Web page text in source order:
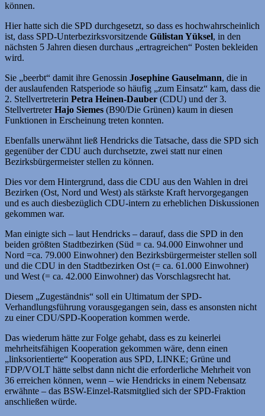
können.
Hier hatte sich die SPD durchgesetzt, so dass es hochwahrscheinlich
ist, dass SPD-Unterbezirksvorsitzende Gülistan Yüksel, in den
nächsten 5 Jahren diesen durchaus „ertragreichen“ Posten bekleiden
wird.
Sie „beerbt“ damit ihre Genossin Josephine Gauselmann, die in
der auslaufenden Ratsperiode so häufig „zum Einsatz“ kam, dass die
2. Stellvertreterin Petra Heinen-Dauber (CDU) und der 3.
StellvertreterHajo Siemes (B90/Die Grünen) kaum in diesen
Funktionen in Erscheinung treten konnten.
Ebenfalls unerwähnt ließ Hendricks die Tatsache, dass die SPD sich
gegenüber der CDU auch durchsetzte, zwei statt nur einen
Bezirksbürgermeister stellen zu können.
Dies vor dem Hintergrund, dass die CDU aus den Wahlen in drei
Bezirken (Ost, Nord und West) als stärkste Kraft hervorgegangen
und es auch diesbezüglich CDU-intern zu erheblichen Diskussionen
gekommen war.
Man einigte sich – laut Hendricks – darauf, dass die SPD in den
beiden größten Stadtbezirken (Süd = ca. 94.000 Einwohner und
Nord =ca. 79.000 Einwohner) den Bezirksbürgermeister stellen soll
und die CDU in den Stadtbezirken Ost (= ca. 61.000 Einwohner)
und West (= ca. 42.000 Einwohner) das Vorschlagsrecht hat.
Diesem „Zugeständnis“ soll ein Ultimatum der SPD-
Verhandlungsführung vorausgegangen sein, dass es ansonsten nicht
zu einer CDU/SPD-Kooperation kommen werde.
Das wiederum hätte zur Folge gehabt, dass es zu keinerlei
mehrheitsfähigen Kooperation gekommen wäre, denn einen
„linksorientierte“ Kooperation aus SPD, LINKE; Grüne und
FDP/VOLT hätte selbst dann nicht die erforderliche Mehrheit von
36 erreichen können, wenn – wie Hendricks in einem Nebensatz
erwähnte – das BSW-Einzel-Ratsmitglied sich der SPD-Fraktion
anschließen würde.